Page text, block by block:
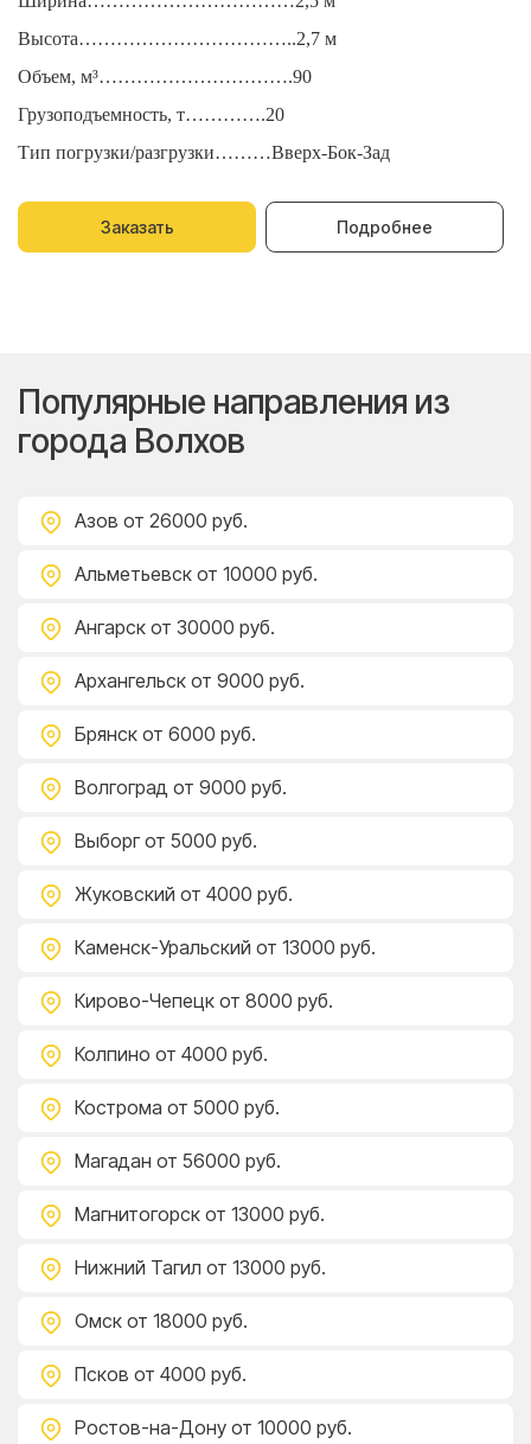
Высота……………………………..2,7 м
Объем, м³………………………….90
Грузоподъемность, т………….20
Тип погрузки/разгрузки………Вверх-Бок-Зад
Заказать Подробнее
Популярные направления из
города Волхов
Азов от 26000 руб.
Альметьевск от 10000 руб.
Ангарск от 30000 руб.
Архангельск от 9000 руб.
Брянск от 6000 руб.
Волгоград от 9000 руб.
Выборг от 5000 руб.
Жуковский от 4000 руб.
Каменск-Уральский от 13000 руб.
Кирово-Чепецк от 8000 руб.
Колпино от 4000 руб.
Кострома от 5000 руб.
Магадан от 56000 руб.
Магнитогорск от 13000 руб.
Нижний Тагил от 13000 руб.
Омск от 18000 руб.
Псков от 4000 руб.
Ростов-на-Дону от 10000 руб.